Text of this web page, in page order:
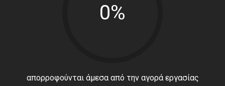
0%
απορροφούνται άμεσα από την αγορά εργασίας